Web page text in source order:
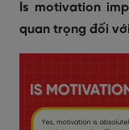
Is motivation
quan trọng đối